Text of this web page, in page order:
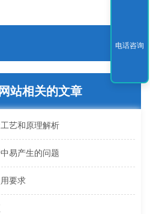
站相关的文章
艺和原理解析
易产生的问题
要求
电话咨询